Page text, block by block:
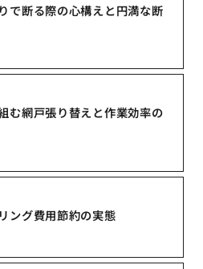
で断る際の心構えと円満な断
む網戸張り替えと作業効率の
ング費用節約の実態